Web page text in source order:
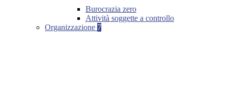
Burocrazia zero
Attività soggette a controllo
Organizzazione 7